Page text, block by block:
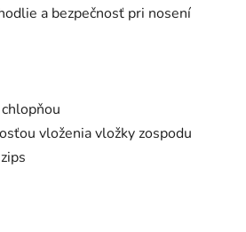
a bezpečnosť pri nosení
vloženia vložky zospodu